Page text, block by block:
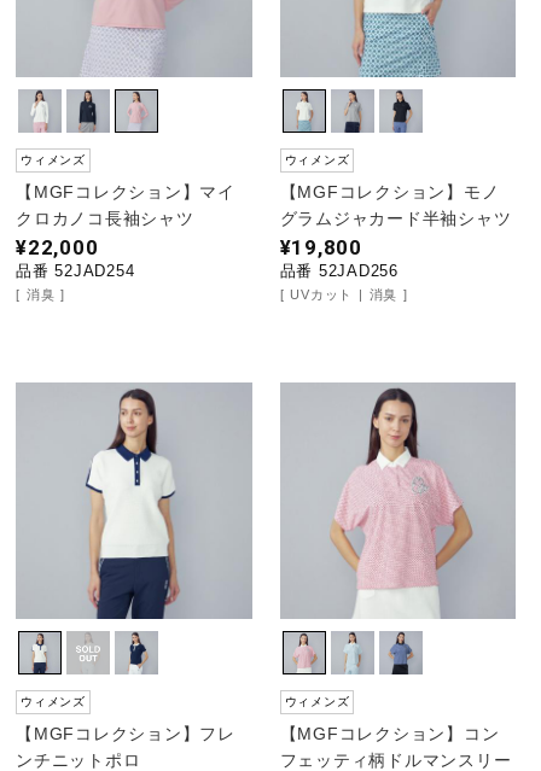
ライフスタイルグッズ
インナー
寝具／ミズノスリープ
アウトドア／レイン
サポーター
健康／エクササイズ
ジュニア／キッズ
メディカル
コラボ／ライセンス
ウィメンズ
【MGFコレクション】マイ
クロカノコ長袖シャツ
¥22,000
品番 52JAD254
消臭
ウィメンズ
【MGFコレクション】モノ
グラムジャカード半袖シャツ
¥19,800
品番 52JAD256
UVカット 消臭
ウィメンズ
【MGFコレクション】フレ
ンチニットポロ
ウィメンズ
【MGFコレクション】コン
フェッティ柄ドルマンスリー